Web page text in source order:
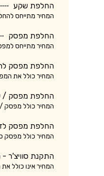
החלפת שקע
המחיר מתייחס
החלפת מפסק
המחיר מתייחס
החלפת מפסק
המחיר כולל את
החלפת מפסק /
המחיר כולל מפסק
החלפת מפסק
המחיר כולל מפסק
התקנת סוויצ'ר
המחיר אינו כולל את